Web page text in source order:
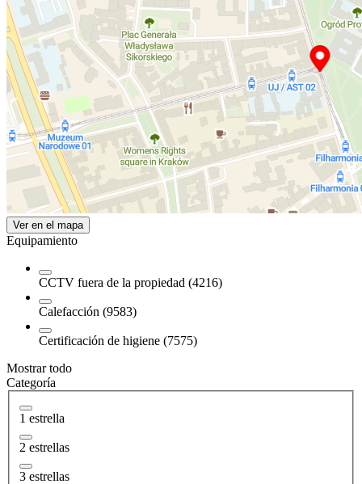
Ver en el mapa
Equipamiento
CCTV fuera de la propiedad (4216)
Calefacción (9583)
Certificación de higiene (7575)
Mostrar todo
Categoría
1 estrella
2 estrellas
3 estrellas